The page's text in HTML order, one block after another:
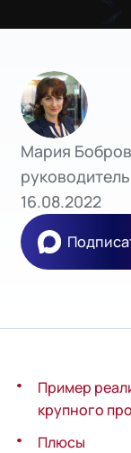
Мария
16.08.2022
Пример
крупного
Плюсы